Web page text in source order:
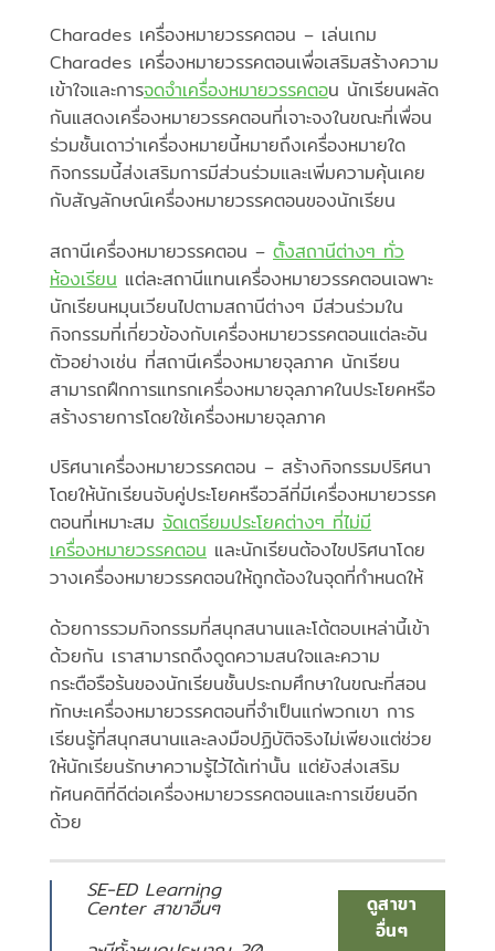
Charades เครื่องหมายวรรคตอน – เล่นเกม
Charades เครื่องหมายวรรคตอนเพื่อเสริมสร้างความ
เข้าใจและการจดจำเครื่องหมายวรรคตอน นักเรียนผลัด
กันแสดงเครื่องหมายวรรคตอนที่เจาะจงในขณะที่เพื่อน
ร่วมชั้นเดาว่าเครื่องหมายนี้หมายถึงเครื่องหมายใด
กิจกรรมนี้ส่งเสริมการมีส่วนร่วมและเพิ่มความคุ้นเคย
กับสัญลักษณ์เครื่องหมายวรรคตอนของนักเรียน
สถานีเครื่องหมายวรรคตอน – ตั้งสถานีต่างๆ ทั่ว
ห้องเรียน แต่ละสถานีแทนเครื่องหมายวรรคตอนเฉพาะ
นักเรียนหมุนเวียนไปตามสถานีต่างๆ มีส่วนร่วมใน
กิจกรรมที่เกี่ยวข้องกับเครื่องหมายวรรคตอนแต่ละอัน
ตัวอย่างเช่น ที่สถานีเครื่องหมายจุลภาค นักเรียน
สามารถฝึกการแทรกเครื่องหมายจุลภาคในประโยคหรือ
สร้างรายการโดยใช้เครื่องหมายจุลภาค
ปริศนาเครื่องหมายวรรคตอน – สร้างกิจกรรมปริศนา
โดยให้นักเรียนจับคู่ประโยคหรือวลีที่มีเครื่องหมายวรรค
ตอนที่เหมาะสม จัดเตรียมประโยคต่างๆ ที่ไม่มี
เครื่องหมายวรรคตอน และนักเรียนต้องไขปริศนาโดย
วางเครื่องหมายวรรคตอนให้ถูกต้องในจุดที่กำหนดให้
ด้วยการรวมกิจกรรมที่สนุกสนานและโต้ตอบเหล่านี้เข้า
ด้วยกัน เราสามารถดึงดูดความสนใจและความ
กระตือรือร้นของนักเรียนชั้นประถมศึกษาในขณะที่สอน
ทักษะเครื่องหมายวรรคตอนที่จำเป็นแก่พวกเขา การ
เรียนรู้ที่สนุกสนานและลงมือปฏิบัติจริงไม่เพียงแต่ช่วย
ให้นักเรียนรักษาความรู้ไว้ได้เท่านั้น แต่ยังส่งเสริม
ทัศนคติที่ดีต่อเครื่องหมายวรรคตอนและการเขียนอีก
ด้วย
SE-ED Learning
Center สาขาอื่นๆ
ดูสาขา
อื่นๆ